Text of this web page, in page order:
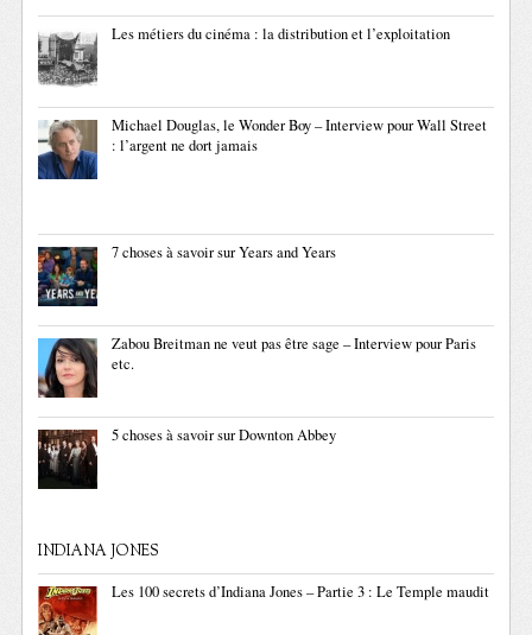
Les métiers du cinéma : la distribution et l’exploitation
Michael Douglas, le Wonder Boy – Interview pour Wall Street
: l’argent ne dort jamais
7 choses à savoir sur Years and Years
Zabou Breitman ne veut pas être sage – Interview pour Paris
etc.
5 choses à savoir sur Downton Abbey
INDIANA JONES
Les 100 secrets d’Indiana Jones – Partie 3 : Le Temple maudit